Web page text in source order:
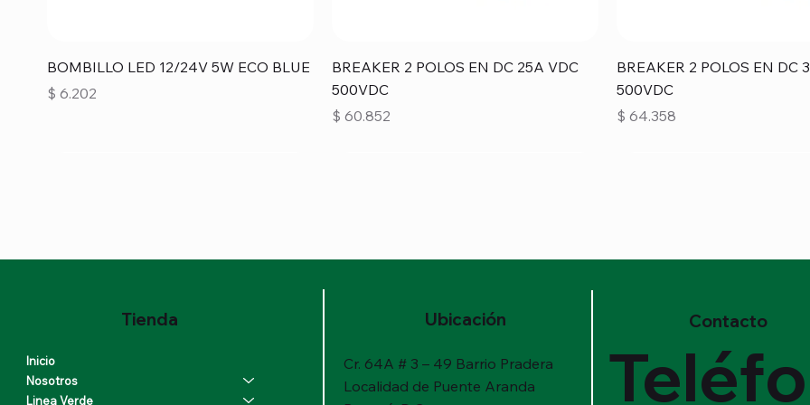
Vista rápida
BOMBILLO LED 12/24V 5W ECO BLUE
Precio
$ 6.202
Vista rápida
BREAKER 2 POLOS EN DC 25A VDC
500VDC
Precio
$ 60.852
Vista rápida
BREAKER 2 POLOS EN DC
500VDC
Precio
$ 64.358
Ubicación
Cr. 64A # 3 – 49 Barrio Pradera
Localidad de Puente Aranda
Tienda
Inicio
Nosotros
Linea Verde
Contacto